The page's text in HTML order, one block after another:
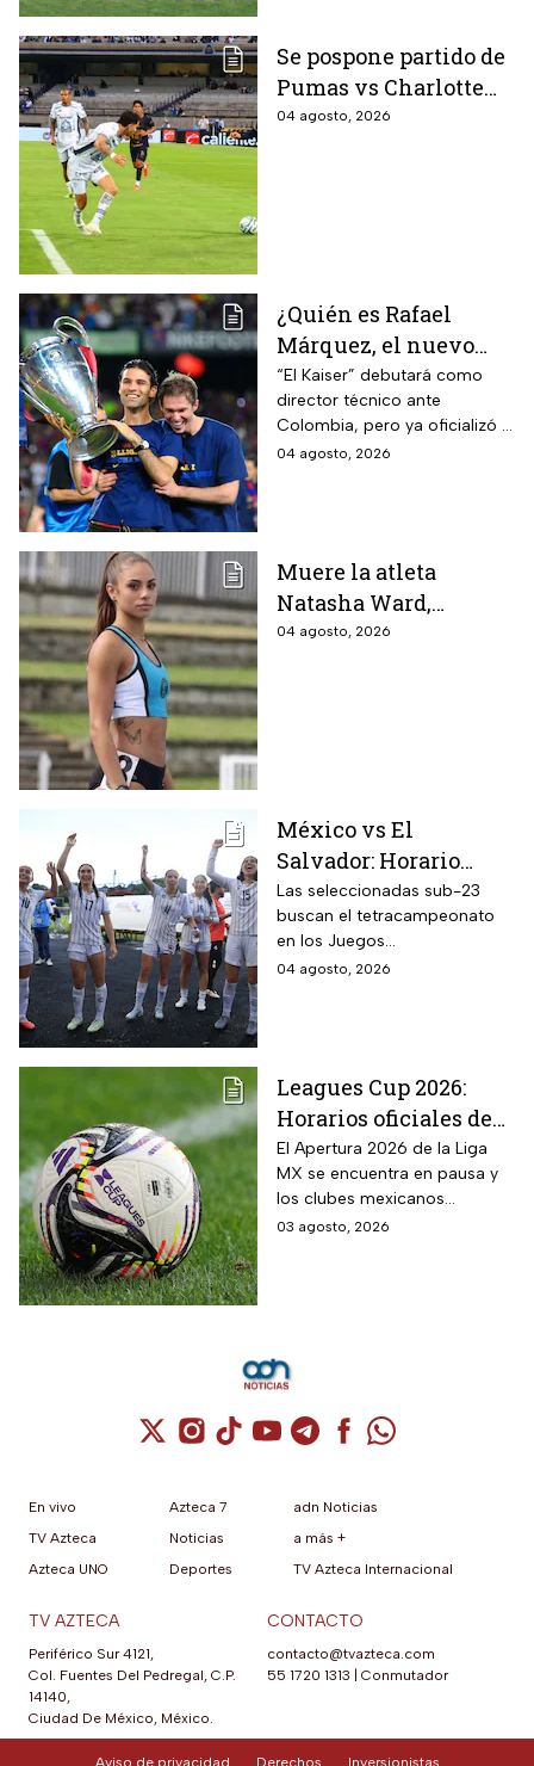
Se pospone partido de
Pumas vs Charlotte
FC en el inicio de la
04 agosto, 2026
¿Quién es Rafael
Márquez, el nuevo
entrenador de la
Selección Mexicana
que debutará con
Colombia, Perú y
“El Kaiser” debutará como
director técnico ante
Colombia, pero ya oficializó la
fecha de su primer encuentro
04 agosto, 2026
Muere la atleta
Natasha Ward,
promesa del atletismo
04 agosto, 2026
México vs El
Salvador: Horario
oficial y dónde ver la
semifinal de la
femenil en los Juegos
Centroamericanos
Las seleccionadas sub-23
buscan el tetracampeonato
en los Juegos
Centroamericanos y del
04 agosto, 2026
Leagues Cup 2026:
Horarios oficiales de
los partidos de la Liga
MX vs MLS de la Fase
1
El Apertura 2026 de la Liga
MX se encuentra en pausa y
los clubes mexicanos
competirán en el torneo
03 agosto, 2026
Cuenta de X / Twitter (se abre en una
Cuenta de Instagram (se abre en una
Cuenta de TikTok (se abre en
Cuenta de YouTube (se abre
Cuenta de Telegram (se
Cuenta de
Cuenta de
En vivo
TV Azteca
Azteca UNO
Azteca 7
Noticias
Deportes
adn Noticias
a más +
TV Azteca Internacional
TV AZTECA
Periférico Sur 4121,
Col. Fuentes Del Pedregal, C.P.
14140,
Ciudad De México, México.
CONTACTO
contacto@tvazteca.com
55 1720 1313
Conmutador